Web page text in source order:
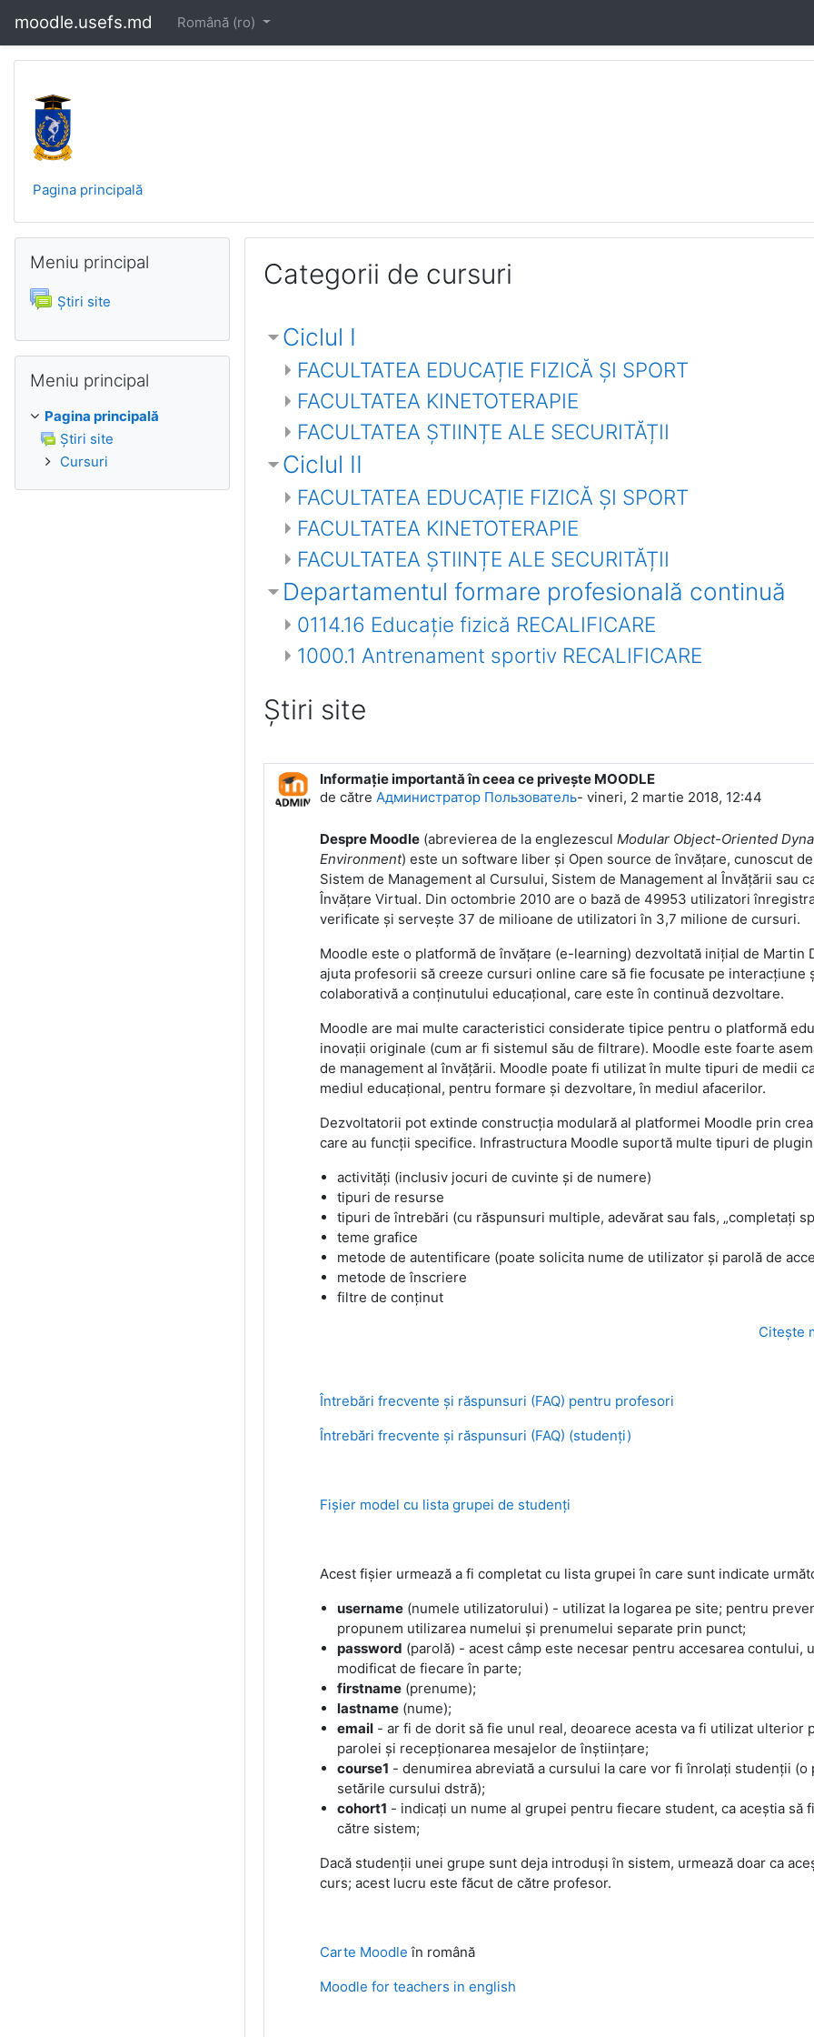
moodle.usefs.md Română ‎(ro)‎
Platforma electronica de instruire USEFS.MD
Pagina principală
Categorii de cursuri
Ciclul I
FACULTATEA EDUCAȚIE FIZICĂ ȘI SPORT
FACULTATEA KINETOTERAPIE
FACULTATEA ȘTIINȚE ALE SECURITĂȚII
Ciclul II
FACULTATEA EDUCAȚIE FIZICĂ ȘI SPORT
FACULTATEA KINETOTERAPIE
FACULTATEA ȘTIINȚE ALE SECURITĂȚII
Departamentul formare profesională continuă
0114.16 Educație fizică RECALIFICARE
1000.1 Antrenament sportiv RECALIFICARE
Ştiri site
Informaţie importantă în ceea ce priveşte MOODLE
de către Администратор Пользователь- vineri, 2 martie 2018, 12:44
Despre Moodle(abrevierea de la englezescul Modular Object-Oriented
Environment) este un software liber și Open source de învățare, cunoscut
Sistem de Management al Cursului, Sistem de Management al Învățării sau
Învățare Virtual. Din octombrie 2010 are o bază de 49953 utilizatori
verificate și servește 37 de milioane de utilizatori în 3,7 milione de cursuri.
Moodle este o platformă de învățare (e-learning) dezvoltată inițial de Martin
ajuta profesorii să creeze cursuri online care să fie focusate pe interacțiune
colaborativă a conținutului educațional, care este în continuă dezvoltare.
Moodle are mai multe caracteristici considerate tipice pentru o platformă
inovații originale (cum ar fi sistemul său de filtrare). Moodle este foarte
de management al învățării. Moodle poate fi utilizat în multe tipuri de medii
mediul educațional, pentru formare și dezvoltare, în mediul afacerilor.
Dezvoltatorii pot extinde construcția modulară al platformei Moodle prin
care au funcții specifice. Infrastructura Moodle suportă multe tipuri de
activități (inclusiv jocuri de cuvinte și de numere)
tipuri de resurse
tipuri de întrebări (cu răspunsuri multiple, adevărat sau fals, „completați
teme grafice
metode de autentificare (poate solicita nume de utilizator și parolă de
metode de înscriere
filtre de conținut
Citește
Întrebări frecvente și răspunsuri (FAQ) pentru profesori
Întrebări frecvente și răspunsuri (FAQ) (studenți)
Fișier model cu lista grupei de studenți
Acest fișier urmează a fi completat cu lista grupei în care sunt indicate
username(numele utilizatorului) - utilizat la logarea pe site; pentru
propunem utilizarea numelui și prenumelui separate prin punct;
password (parolă) - acest câmp este necesar pentru accesarea contului,
modificat de fiecare în parte;
firstname(prenume);
lastname(nume);
email- ar fi de dorit să fie unul real, deoarece acesta va fi utilizat ulterior
parolei și recepționarea mesajelor de înștiințare;
course1 - denumirea abreviată a cursului la care vor fi înrolați studenții (o
setările cursului dstră);
cohort1 - indicați un nume al grupei pentru fiecare student, ca aceștia să
către sistem;
Dacă studenții unei grupe sunt deja introduși în sistem, urmează doar ca
curs; acest lucru este făcut de către profesor.
Carte Moodle în română
Moodle for teachers in english
Meniu principal
Ştiri site
Meniu principal
Pagina principală
Ştiri site
Cursuri